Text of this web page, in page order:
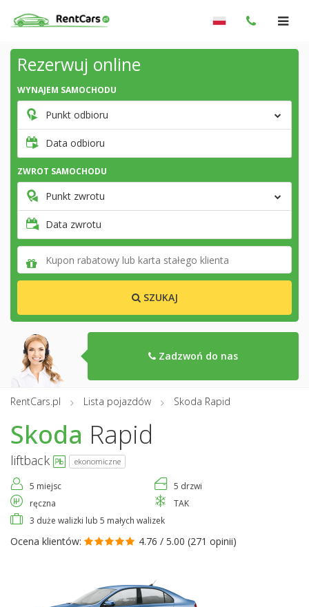
Rezerwuj online
WYNAJEM SAMOCHODU
Punkt odbioru
Data odbioru
ZWROT SAMOCHODU
Punkt zwrotu
Data zwrotu
SZUKAJ
Zadzwoń do nas
RentCars.pl Lista pojazdów Skoda Rapid
Skoda Rapid
liftback ekonomiczne
5 miejsc
5 drzwi
ręczna
TAK
3 duże walizki lub 5 małych walizek
Ocena klientów: 4.76 / 5.00 (271 opinii)